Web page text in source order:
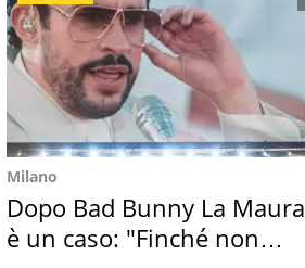
Milano
Dopo Bad Bunny La Maura
è un caso: "Finché non